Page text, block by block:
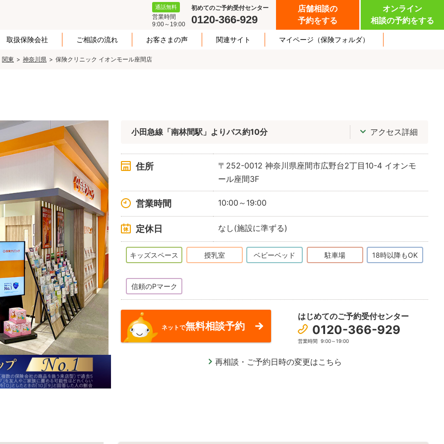
通話無料
営業時間
9:00～19:00
初めてのご予約受付センター
0120-366-929
店舗相談の
予約をする
オンライン
相談の予約をする
取扱保険会社 ご相談の流れ お客さまの声 関連サイト マイページ （保険フォルダ）
関東 神奈川県 保険クリニック イオンモール座間店
ネットで無料相談予約
はじめてのご予約受付センター
0120-366-929
営業時間 9:00～19:00
再相談・ご予約日時の変更はこちら
小田急線「南林間駅」よりバス約10分 アクセス詳細
住所 〒252-0012 神奈川県座間市広野台2丁目10-4 イオンモ
ール座間3F
営業時間 10:00～19:00
定休日 なし(施設に準ずる)
キッズスペース 授乳室 ベビーベッド 駐車場 18時以降もOK
信頼のPマーク